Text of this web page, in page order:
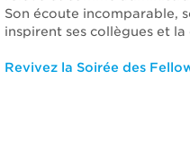
Son écoute incomparable,
inspirent ses collègues et
Revivez la Soirée des